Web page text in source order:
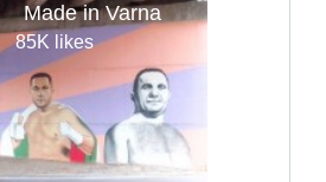
Made in Varna
85K likes